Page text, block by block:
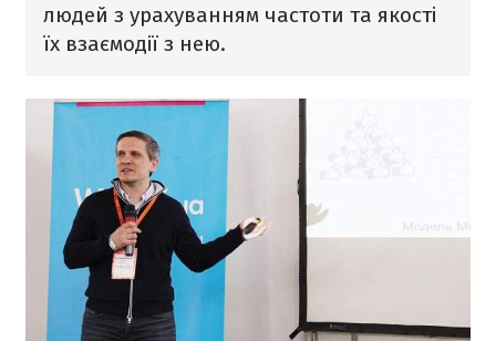
людей з урахуванням частоти та якості
їх взаємодії з нею.